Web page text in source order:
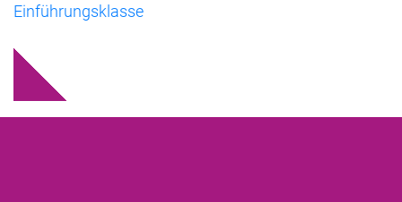
Einführungsklasse